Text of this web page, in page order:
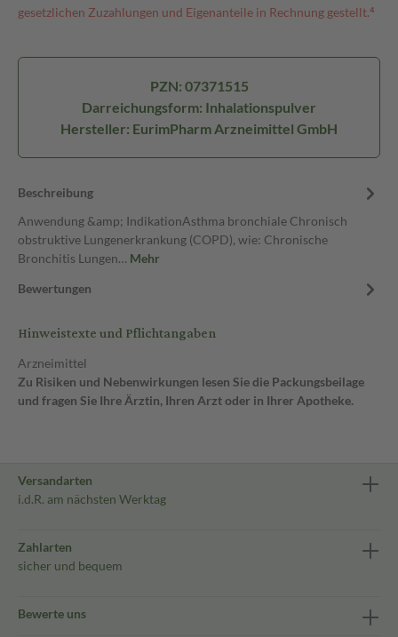
gesetzlichen Zuzahlungen und Eigenanteile in Rechnung gestellt.⁴
PZN: 07371515
Darreichungsform: Inhalationspulver
Hersteller: EurimPharm Arzneimittel GmbH
Beschreibung
Anwendung &amp; IndikationAsthma bronchiale Chronisch
obstruktive Lungenerkrankung (COPD), wie: Chronische
Bronchitis Lungen… Mehr
Bewertungen
Hinweistexte und Pflichtangaben
Arzneimittel
Zu Risiken und Nebenwirkungen lesen Sie die Packungsbeilage
und fragen Sie Ihre Ärztin, Ihren Arzt oder in Ihrer Apotheke.
Versandarten
i.d.R. am nächsten Werktag
Zahlarten
sicher und bequem
Bewerte uns